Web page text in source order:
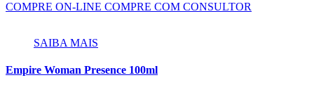
COMPRE ON-LINE COMPRE COM CONSULTOR
SAIBA MAIS
Empire Woman Presence 100ml